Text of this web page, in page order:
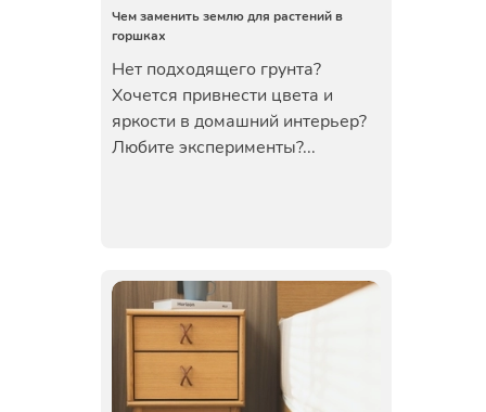
Чем заменить землю для растений в
горшках
Нет подходящего грунта?
Хочется привнести цвета и
яркости в домашний интерьер?
Любите эксперименты?...